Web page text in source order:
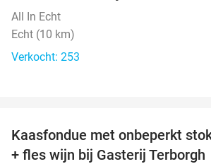
All In Echt
Echt (10 km)
Verkocht: 253
Kaasfondue met onbeperkt
+ fles wijn bij Gasterij Terborgh